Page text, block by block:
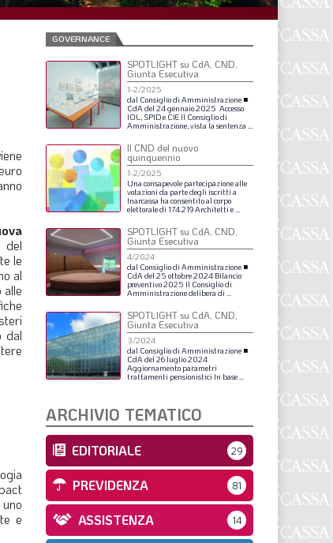
del
le
al
dal
e
GOVERNANCE
SPOTLIGHT su CdA, CND,
Giunta Esecutiva
1-2/2025
dal Consigliodi Amministrazione ■
CdA del 24gennaio2025 Accesso
IOL,
SPIDe CIE Il Consigliodi
Amministrazione, vista la sentenza
Il CND del nuovo
quinquennio
1-2/2025
Una consapevole partecipazionealle
votazioni da partedegli iscritti a
Inarcassa ha consentitoal corpo
elettoraledi 174.219Architetti e
SPOTLIGHT su CdA, CND,
Giunta Esecutiva
4/2024
dal Consigliodi Amministrazione ■
CdA del 25 ottobre2024 Bilancio
preventivo2025 Il Consigliodi
Amministrazionedelibera di
SPOTLIGHT su CdA, CND,
Giunta Esecutiva
3/2024
dal Consigliodi Amministrazione ■
CdA del 26 luglio2024
Aggiornamento parametri
trattamenti pensionistici In base
ARCHIVIO TEMATICO
EDITORIALE 29
PREVIDENZA 81
ASSISTENZA 14